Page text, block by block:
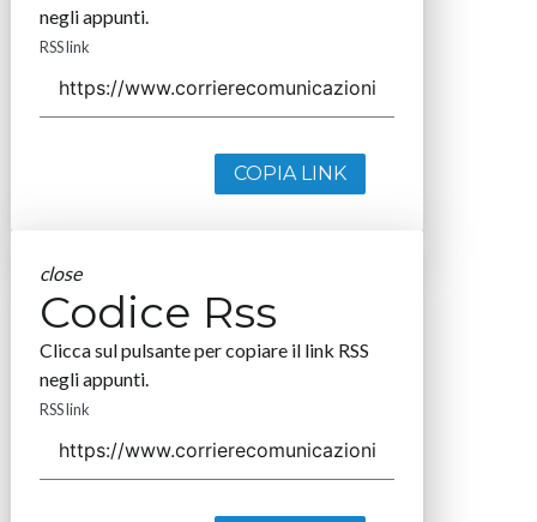
negli appunti.
RSS link
COPIA LINK
close
Codice Rss
Clicca sul pulsante per copiare il link RSS
negli appunti.
RSS link